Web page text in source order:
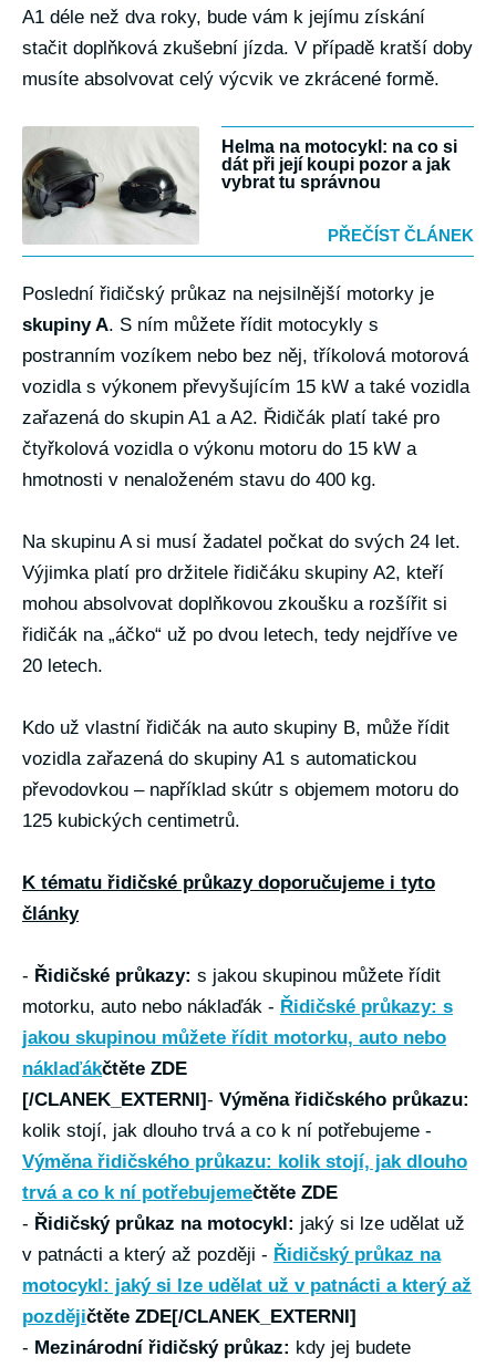
A1 déle než dva roky, bude vám k jejímu získání
stačit doplňková zkušební jízda. V případě kratší doby
musíte absolvovat celý výcvik ve zkrácené formě.
Helma na motocykl: na co si
dát při její koupi pozor a jak
vybrat tu správnou
PŘEČÍST ČLÁNEK
Poslední řidičský průkaz na nejsilnější motorky je
skupiny A. S ním můžete řídit motocykly s
postranním vozíkem nebo bez něj, tříkolová motorová
vozidla s výkonem převyšujícím 15 kW a také vozidla
zařazená do skupin A1 a A2. Řidičák platí také pro
čtyřkolová vozidla o výkonu motoru do 15 kW a
hmotnosti v nenaloženém stavu do 400 kg.
Na skupinu A si musí žadatel počkat do svých 24 let.
Výjimka platí pro držitele řidičáku skupiny A2, kteří
mohou absolvovat doplňkovou zkoušku a rozšířit si
řidičák na „áčko“ už po dvou letech, tedy nejdříve ve
20 letech.
Kdo už vlastní řidičák na auto skupiny B, může řídit
vozidla zařazená do skupiny A1 s automatickou
převodovkou – například skútr s objemem motoru do
125 kubických centimetrů.
K tématu řidičské průkazy doporučujeme i tyto
články
- Řidičské průkazy: s jakou skupinou můžete řídit
motorku, auto nebo náklaďák - Řidičské průkazy: s
jakou skupinou můžete řídit motorku, auto nebo
náklaďákčtěte ZDE
[/CLANEK_EXTERNI]- Výměna řidičského průkazu:
kolik stojí, jak dlouho trvá a co k ní potřebujeme -
Výměna řidičského průkazu: kolik stojí, jak dlouho
trvá a co k ní potřebujemečtěte ZDE
- Řidičský průkaz na motocykl: jaký si lze udělat už
v patnácti a který až později - Řidičský průkaz na
motocykl: jaký si lze udělat už v patnácti a který až
pozdějičtěte ZDE[/CLANEK_EXTERNI]
- Mezinárodní řidičský průkaz: kdy jej budete